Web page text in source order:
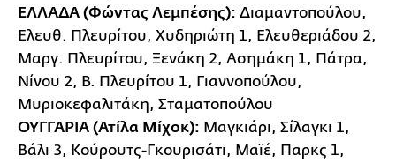
ΕΛΛΑΔΑ (Φώντας Λεμπέσης): Διαμαντοπούλου,
Ελευθ. Πλευρίτου, Χυδηριώτη 1, Ελευθεριάδου 2,
Μαργ. Πλευρίτου, Ξενάκη 2, Ασημάκη 1, Πάτρα,
Νίνου 2, Β. Πλευρίτου 1, Γιαννοπούλου,
Μυριοκεφαλιτάκη, Σταματοπούλου
ΟΥΓΓΑΡΙΑ (Ατίλα Μίχοκ): Μαγκιάρι, Σίλαγκι 1,
Βάλι 3, Κούρουτς-Γκουρισάτι, Μαϊέ, Παρκς 1,